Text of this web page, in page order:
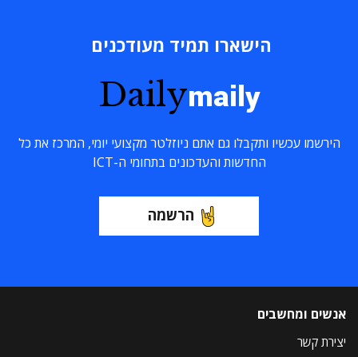
הישארו תמיד מעודכנים
Dailymaily
הירשמו עכשיו ותקבלו גם אתם ניוזלטר מקצועי יומי, המרכז את כל
החדשות והעדכונים בתחומי ה-ICT
הרשמה
אנשים ומחשבים
יצירת קשר